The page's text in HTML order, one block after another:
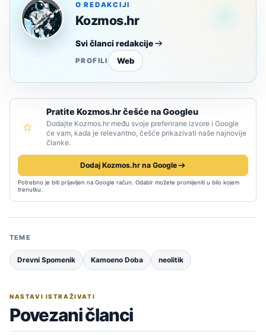
O REDAKCIJI
Kozmos.hr
Svi članci redakcije
PROFILI Web
Pratite Kozmos.hr češće na Googleu
Dodajte Kozmos.hr među svoje preferirane izvore i Google
će vam, kada je relevantno, češće prikazivati naše najnovije
članke.
Dodaj Kozmos.hr na Google
Potrebno je biti prijavljen na Google račun. Odabir možete promijeniti u bilo kojem
trenutku.
TEME
Drevni Spomenik Kamoeno Doba neolitik
NASTAVI ISTRAŽIVATI
Povezani članci